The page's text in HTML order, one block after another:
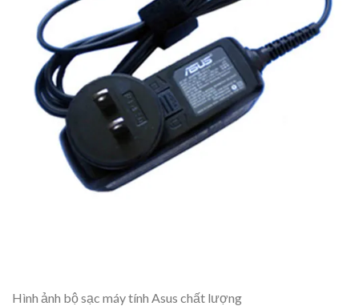
Hình ảnh bộ sạc máy tính Asus chất lượng